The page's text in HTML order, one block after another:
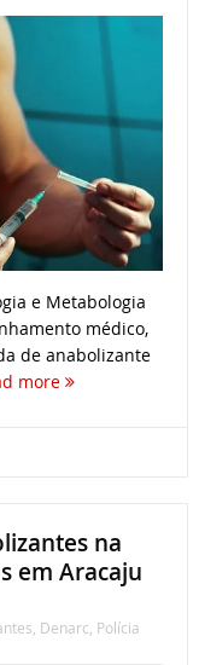
e Metabologia
médico,
de anabolizante
more
na
em Aracaju
, Denarc, Polícia